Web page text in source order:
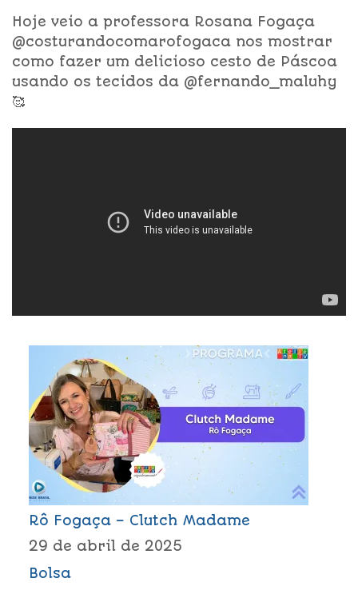
Hoje veio a professora Rosana Fogaça
@costurandocomarofogaca nos mostrar
como fazer um delicioso cesto de Páscoa
usando os tecidos da @fernando_maluhy
🥰
Rô Fogaça – Clutch Madame
29 de abril de 2025
Bolsa